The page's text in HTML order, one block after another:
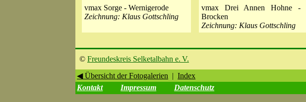
vmax Sorge - Wernigerode
Zeichnung: Klaus Gottschling
vmax Drei Annen Hohne -
Brocken
Zeichnung: Klaus Gottschling
© Freundeskreis Selketalbahn e. V.
◀ Übersicht der Fotogalerien |Index
Kontakt
Impressum Datenschutz